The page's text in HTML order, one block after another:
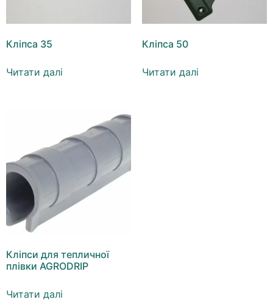
Кліпса 35
Читати далі
Кліпса 50
Читати далі
Кліпси для тепличної
плівки AGRODRIP
Читати далі